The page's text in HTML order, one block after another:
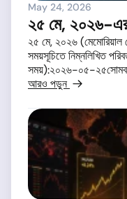
May 24, 2026
২৫ মে, ২০২৬-এর
২৫ মে, ২০২৬ (মেমোরিয়াল
সময়সূচিতে নিম্নলিখিত
সময়):২০২৬-০৫-
আরও পড়ুন